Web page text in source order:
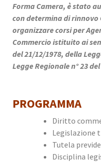
Forma Camera, è stato
con determina di rinnovo
organizzare corsi per
Commercio istituito ai
del 21/12/1978, della
Legge Regionale n° 23
PROGRAMMA
Diritto
Legislazione
Tutela
Disciplina